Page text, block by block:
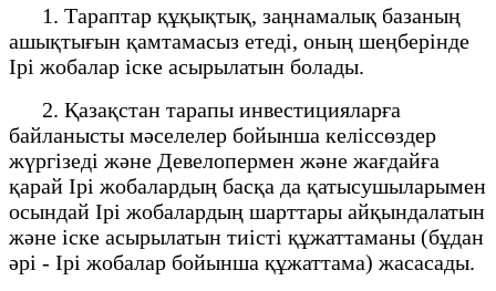
1. Тараптар құқықтық, заңнамалық базаның
ашықтығын қамтамасыз етеді, оның шеңберінде
Ірі жобалар іске асырылатын болады.
2. Қазақстан тарапы инвестицияларға
байланысты мәселелер бойынша келіссөздер
жүргізеді және Девелопермен және жағдайға
қарай Ірі жобалардың басқа да қатысушыларымен
осындай Ірі жобалардың шарттары айқындалатын
және іске асырылатын тиісті құжаттаманы (бұдан
әрі - Ірі жобалар бойынша құжаттама) жасасады.